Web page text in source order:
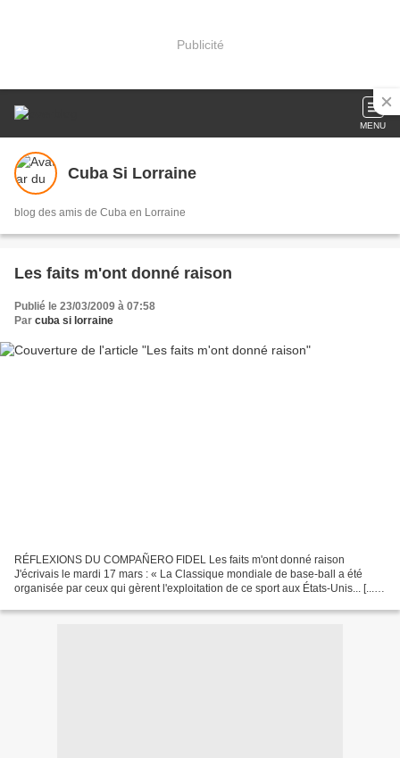
Publicité
MENU
Cuba Si Lorraine
blog des amis de Cuba en Lorraine
Les faits m'ont donné raison
Publié le 23/03/2009 à 07:58
Par cuba si lorraine
RÉFLEXIONS DU COMPAÑERO FIDEL Les faits m'ont donné raison
J'écrivais le mardi 17 mars : « La Classique mondiale de base-ball a été
organisée par ceux qui gèrent l'exploitation de ce sport aux États-Unis... [...]